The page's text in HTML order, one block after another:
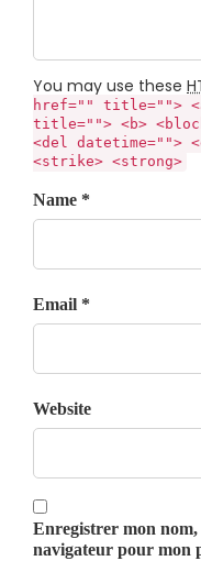
You may use these
href="" title="">
title=""> <b>
<del datetime="">
<strike> <strong>
Name *
Email *
Website
Enregistrer mon nom,
navigateur pour mon